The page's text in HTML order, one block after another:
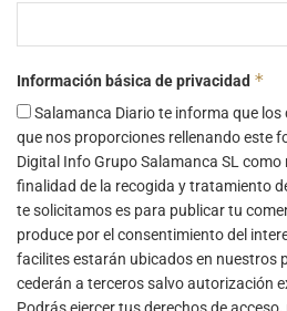
Información básica de privacidad *
Salamanca Diario te informa que los
que nos proporciones rellenando este
Digital Info Grupo Salamanca SL
finalidad de la recogida y tratamiento
te solicitamos es para publicar tu
produce por el consentimiento del
facilites estarán ubicados en nuestros
cederán a terceros salvo autorización
Podrás ejercer tus derechos de